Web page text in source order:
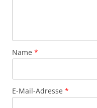
Name *
E-Mail-Adresse *